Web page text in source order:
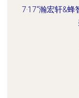
7·17“瀚宏轩&